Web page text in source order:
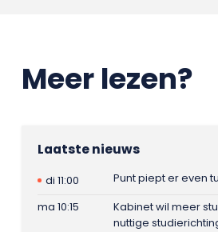
Meer lezen?
Laatste nieuws
di 11:00
Punt piept er even
ma 10:15
Kabinet wil meer
nuttige